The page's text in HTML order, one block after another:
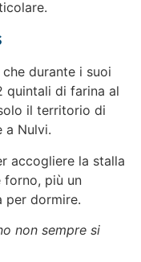
durante i suoi
quintali di farina al
il territorio di
a Nulvi.
accogliere la stalla
forno, più un
per dormire.
non sempre si